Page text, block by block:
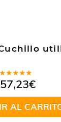
Cuchillo
Valorado
en4.50
5
57,23€
AL